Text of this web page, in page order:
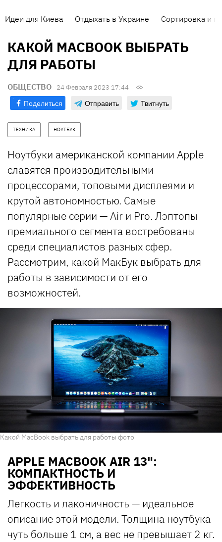
Идеи для Киева Отдыхать в Украине Сортировка и
КАКОЙ MACBOOK ВЫБРАТЬ
ДЛЯ РАБОТЫ
ОБЩЕСТВО 24 Февраля 2023 17:44
Поделиться Отправить Твитнуть
ТЕХНИКА НОУТБУК
Ноутбуки американской компании Apple
славятся производительными
процессорами, топовыми дисплеями и
крутой автономностью. Самые
популярные серии — Air и Pro. Лэптопы
премиального сегмента востребованы
среди специалистов разных сфер.
Рассмотрим, какой МакБук выбрать для
работы в зависимости от его
возможностей.
Какой MacBook выбрать для работы фото
APPLE MACBOOK AIR 13":
КОМПАКТНОСТЬ И
ЭФФЕКТИВНОСТЬ
Легкость и лаконичность — идеальное
описание этой модели. Толщина ноутбука
чуть больше 1 см, а вес не превышает 2 кг.